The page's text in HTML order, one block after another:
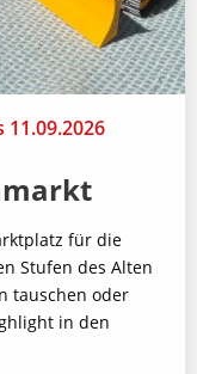
11.09.2026
für die
Stufen des Alten
tauschen oder
in den